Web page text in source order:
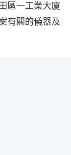
區一工業大廈
有關的儀器及